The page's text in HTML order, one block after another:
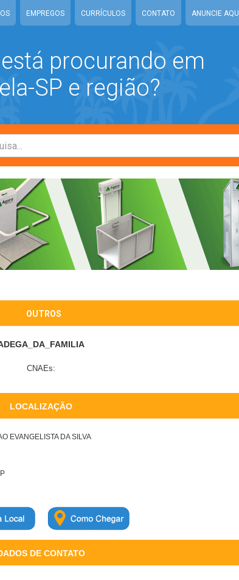
EMPREGOS CURRÍCULOS CONTATO ANUNCIE AQUI
procurando em
SP e região?
OUTROS
CNAEs:
LOCALIZAÇÃO
EVANGELISTA DA SILVA
DE CONTATO